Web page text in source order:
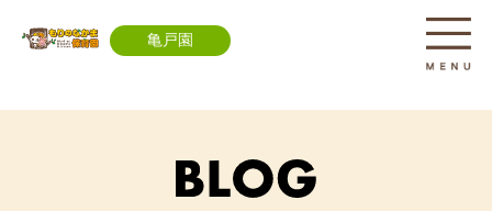
亀戸園